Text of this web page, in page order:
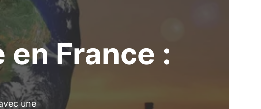
France :
une